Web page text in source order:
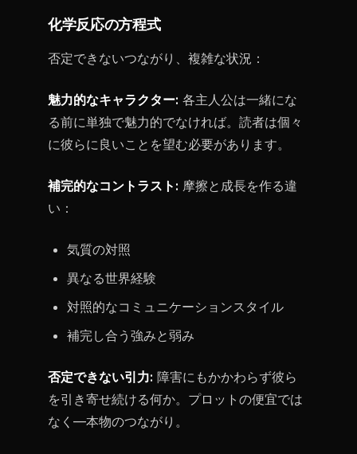
化学反応の方程式
否定できないつながり、複雑な状況：
魅力的なキャラクター: 各主人公は一緒にな
る前に単独で魅力的でなければ。読者は個々
に彼らに良いことを望む必要があります。
補完的なコントラスト: 摩擦と成長を作る違
い：
気質の対照
異なる世界経験
対照的なコミュニケーションスタイル
補完し合う強みと弱み
否定できない引力: 障害にもかかわらず彼ら
を引き寄せ続ける何か。プロットの便宜では
なく—本物のつながり。